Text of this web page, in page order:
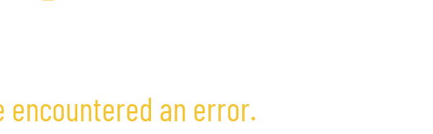
encountered an error.